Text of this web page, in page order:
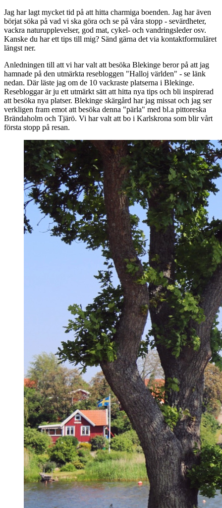
Jag har lagt mycket tid på att hitta charmiga boenden. Jag har även
börjat söka på vad vi ska göra och se på våra stopp - sevärdheter,
vackra naturupplevelser, god mat, cykel- och vandringsleder osv.
Kanske du har ett tips till mig? Sänd gärna det via kontaktformuläret
längst ner.
Anledningen till att vi har valt att besöka Blekinge beror på att jag
hamnade på den utmärkta resebloggen "Halloj världen" - se länk
nedan. Där läste jag om de 10 vackraste platserna i Blekinge.
Resebloggar är ju ett utmärkt sätt att hitta nya tips och bli inspirerad
att besöka nya platser. Blekinge skärgård har jag missat och jag ser
verkligen fram emot att besöka denna "pärla" med bl.a pittoreska
Brändaholm och Tjärö. Vi har valt att bo i Karlskrona som blir vårt
första stopp på resan.